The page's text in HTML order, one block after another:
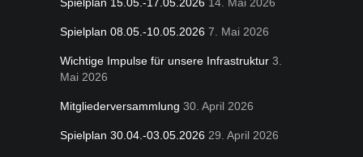
Spielplan 08.05.-10.05.2026 7. Mai 2026
Wichtige Impulse für unsere Infrastruktur 3.
Mai 2026
Mitgliederversammlung 30. April 2026
Spielplan 30.04.-03.05.2026 29. April 2026